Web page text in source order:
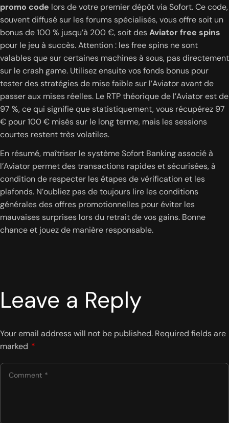
promo code lors de votre premier dépôt via Sofort. Ce code,
souvent diffusé sur les forums spécialisés, vous offre soit un
bonus de 100 % jusqu’à 200 €, soit desAviator free spins
pour le jeu à succès. Attention : les free spins ne sont
valables que sur certaines machines à sous, pas directement
sur le crash game. Utilisez ensuite vos fonds bonus pour
tester des stratégies de mise faible sur l’Aviator avant de
passer aux mises réelles. Le RTP théorique de l’Aviator est de
97 %, ce qui signifie que statistiquement, vous récupérez 97
€ pour 100 € misés sur le long terme, mais les sessions
courtes restent très volatiles.
En résumé, maîtriser le système Sofort Banking associé à
l’Aviator permet des transactions rapides et sécurisées, à
condition de respecter les étapes de vérification et les
plafonds. N’oubliez pas de toujours lire les conditions
générales des offres promotionnelles pour éviter les
mauvaises surprises lors du retrait de vos gains. Bonne
chance et jouez de manière responsable.
Leave a Reply
Your email address will not be published. Required fields are
marked *